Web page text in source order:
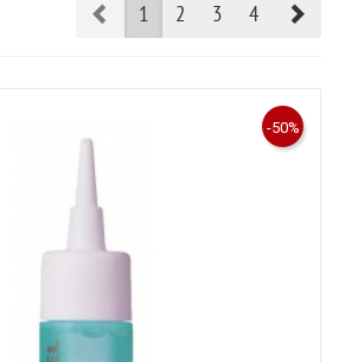
Prev1 2 3 4
-50%